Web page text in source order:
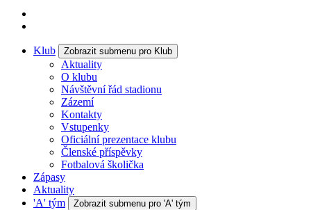
Klub Zobrazit submenu pro Klub
Aktuality
O klubu
Návštěvní řád stadionu
Zázemí
Kontakty
Vstupenky
Oficiální prezentace klubu
Členské příspěvky
Fotbalová školička
Zápasy
Aktuality
'A' tým
Zobrazit submenu pro 'A' tým